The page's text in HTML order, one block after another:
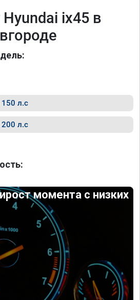
ix45 в
150 л.с
200 л.с
момента с низких